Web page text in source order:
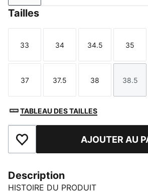
Tailles
Taille
33
Taille
34
Taille
34.5
Taille
35
Taille
37
Taille
37.5
Taille
38
Taille
38.5
TABLEAU DES TAILLES
Ajouter aux favorisAJOUTER AU
Description
HISTOIRE DU PRODUIT